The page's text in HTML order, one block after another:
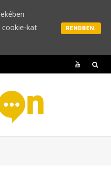
Y
u
cookie-kat
RENDBEN.